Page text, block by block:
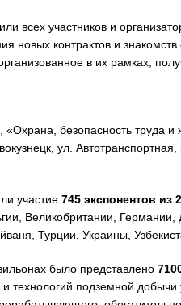
всех участников и
новых контрактов и
в их рамках,
безопасность труда
ул. Автотранспортная,
участие 745 экспонентов из
Великобритании,
Турции, Украины,
было представлено
технологий подземной добычи